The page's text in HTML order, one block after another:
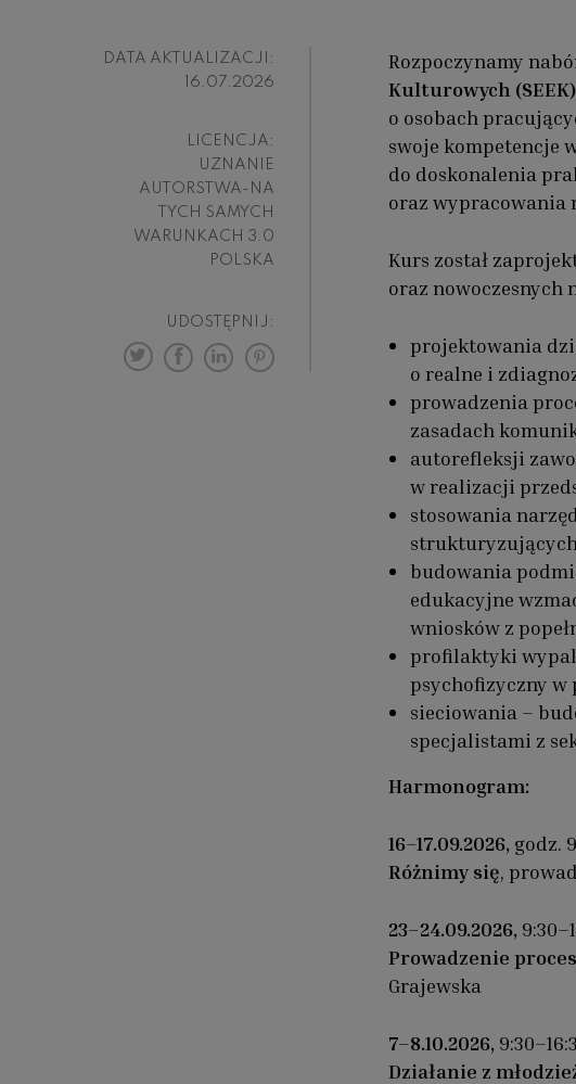
Rozpoczynamy
Kulturowych (SEEK)
o osobach
swoje kompetencje
do doskonalenia
oraz wypracowania
Kurs został
oraz nowoczesnych
projektowania
o realne i
prowadzenia
zasadach
autorefleksji
w realizacji
stosowania
budowania
edukacyjne
wniosków z
profilaktyki
psychofizyczny w
sieciowania –
specjalistami z
Harmonogram:
16–17.09.2026, godz.
Różnimy się,
23–24.09.2026,
Prowadzenie
Grajewska
7–8.10.2026,
Działanie z
UDOSTĘPNIJ:
DATA AKTUALIZACJI:
16.07.2026
LICENCJA:
UZNANIE
AUTORSTWA-NA
TYCH SAMYCH
WARUNKACH 3.0
POLSKA